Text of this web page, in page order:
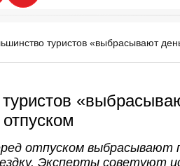
туристов «выбрасывают
отпуском выбрасывают
Эксперты советуют